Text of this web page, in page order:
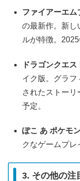
ファイアーエム
の最新作。新し
ルが特徴。2025
ドラゴンクエ
イク版。グラフ
されたストー
予定。
ぽこ あ ポケモ
クなゲームプレ
3. その他の注